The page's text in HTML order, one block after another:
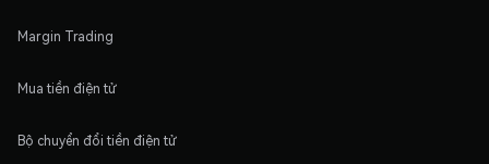
Margin Trading
Mua tiền điện tử
Bộ chuyển đổi tiền điện tử